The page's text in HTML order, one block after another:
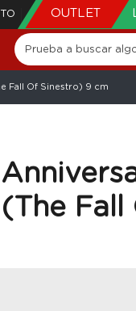
OUTLET
Fall Of Sinestro) 9 cm
Fall